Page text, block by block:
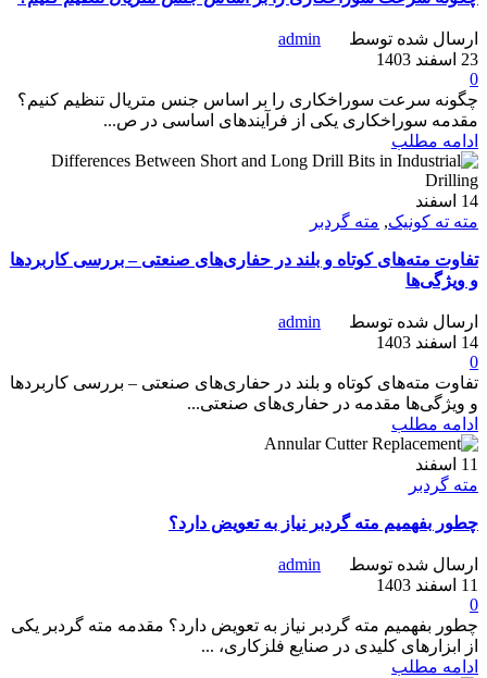
ارسال شده توسط
admin
23 اسفند 1403
0
چگونه سرعت سوراخکاری را بر اساس جنس متریال تنظیم کنیم؟
مقدمه سوراخکاری یکی از فرآیندهای اساسی در ص...
ادامه مطلب
14 اسفند
مته ته کونیک, مته گردبر
تفاوت مته‌های کوتاه و بلند در حفاری‌های صنعتی – بررسی کاربردها
و ویژگی‌ها
ارسال شده توسط
admin
14 اسفند 1403
0
تفاوت مته‌های کوتاه و بلند در حفاری‌های صنعتی – بررسی کاربردها
و ویژگی‌ها مقدمه در حفاری‌های صنعتی...
ادامه مطلب
11 اسفند
مته گردبر
چطور بفهمیم مته گردبر نیاز به تعویض دارد؟
ارسال شده توسط
admin
11 اسفند 1403
0
چطور بفهمیم مته گردبر نیاز به تعویض دارد؟ مقدمه مته گردبر یکی
از ابزارهای کلیدی در صنایع فلزکاری، ...
ادامه مطلب